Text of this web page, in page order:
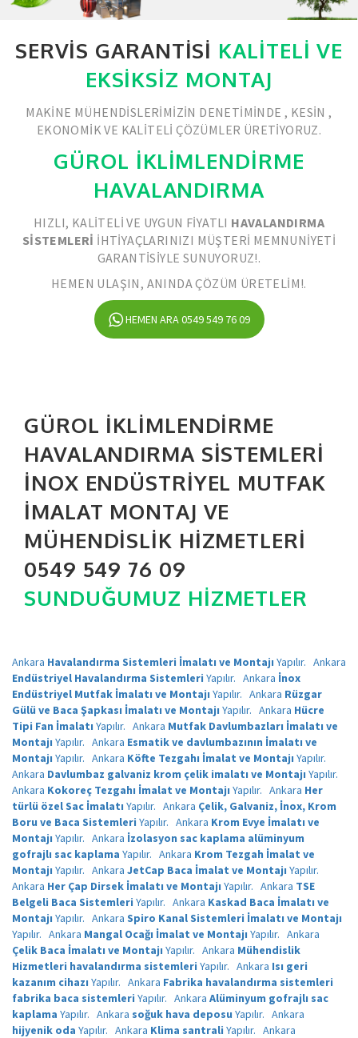
SERVIS GARANTISI KALITELI VE
EKSIKSIZ MONTAJ
MAKINE MÜHENDISLERIMIZIN DENETIMINDE , KESIN ,
EKONOMIK VE KALITELI ÇÖZÜMLER ÜRETIYORUZ.
GÜROL İKLİMLENDİRME
HAVALANDIRMA
HIZLI, KALITELI VE UYGUN FIYATLI HAVALANDIRMA
SISTEMLERI IHTIYAÇLARINIZI MÜŞTERI MEMNUNIYETI
GARANTISIYLE SUNUYORUZ!.
HEMEN ULAŞIN, ANINDA ÇÖZÜM ÜRETELIM!.
HEMEN ARA 0549 549 76 09
GÜROL İKLIMLENDIRME
HAVALANDIRMA SISTEMLERI
İNOX ENDÜSTRIYEL MUTFAK
İMALAT MONTAJ VE
MÜHENDISLIK HIZMETLERI
0549 549 76 09
SUNDUĞUMUZ HIZMETLER
Ankara Havalandırma Sistemleri İmalatı ve Montajı Yapılır. Ankara
Endüstriyel Havalandırma Sistemleri Yapılır. Ankara İnox
Endüstriyel Mutfak İmalatı ve Montajı Yapılır. Ankara Rüzgar
Gülü ve Baca Şapkası İmalatı ve Montajı Yapılır. Ankara Hücre
Tipi Fan İmalatı Yapılır. Ankara Mutfak Davlumbazları İmalatı ve
Montajı Yapılır. Ankara Esmatik ve davlumbazının İmalatı ve
Montajı Yapılır. Ankara Köfte Tezgahı İmalat ve Montajı Yapılır.
Ankara Davlumbaz galvaniz krom çelik imalatı ve Montajı Yapılır.
Ankara Kokoreç Tezgahı İmalat ve Montajı Yapılır. Ankara Her
türlü özel Sac İmalatı Yapılır. Ankara Çelik, Galvaniz, İnox, Krom
Boru ve Baca Sistemleri Yapılır. Ankara Krom Evye İmalatı ve
Montajı Yapılır. Ankara İzolasyon sac kaplama alüminyum
gofrajlı sac kaplama Yapılır. Ankara Krom Tezgah İmalat ve
Montajı Yapılır. Ankara JetCap Baca İmalat ve Montajı Yapılır.
Ankara Her Çap Dirsek İmalatı ve Montajı Yapılır. Ankara TSE
Belgeli Baca Sistemleri Yapılır. Ankara Kaskad Baca İmalatı ve
Montajı Yapılır. Ankara Spiro Kanal Sistemleri İmalatı ve Montajı
Yapılır. Ankara Mangal Ocağı İmalat ve Montajı Yapılır. Ankara
Çelik Baca İmalatı ve Montajı Yapılır. Ankara Mühendislik
Hizmetleri havalandırma sistemleri Yapılır. Ankara Isı geri
kazanım cihazı Yapılır. Ankara Fabrika havalandırma sistemleri
fabrika baca sistemleri Yapılır. Ankara Alüminyum gofrajlı sac
kaplama Yapılır. Ankara soğuk hava deposu Yapılır. Ankara
hijyenik oda Yapılır. Ankara Klima santrali Yapılır. Ankara